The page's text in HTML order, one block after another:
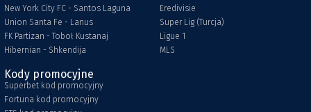
New York City FC - Santos Laguna
Union Santa Fe - Lanus
FK Partizan - Toboł Kustanaj
Hibernian - Shkendija
Eredivisie
Super Lig (Turcja)
Ligue 1
MLS
Kody promocyjne
Superbet kod promocyjny
Fortuna kod promocyjny